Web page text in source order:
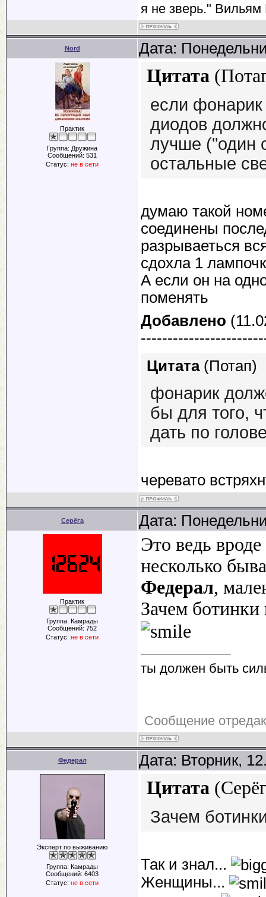
я не зверь."
Nord Дата:
Практик
Группа: Дружина
Сообщений: 531
Статус: не в сети
Цитата (
если
диодов
лучше ("один
остальные
думаю такой
соединены
разрываеться
сдохла 1
А если он на
поменять
Добавлено
Цитата(Потап)
фонарик
бы для того,
дать по
черевато
Серёга Дата:
Практик
Группа: Камрады
Сообщений: 752
Статус: не в сети
Это ведь
несколько
Федерал,
Зачем ботинки
ты должен быть
Сообщение
Федерал Дата: Вторник,
Эксперт по выживанию
Группа: Камрады
Сообщений: 6403
Статус: не в сети
Цитата (
Зачем
Так и знал...
Женщины...